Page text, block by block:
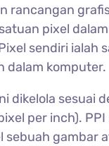
rancangan
pixel
sendiri ialah
dalam komputer.
dikelola sesuai
per inch).
sebuah gambar